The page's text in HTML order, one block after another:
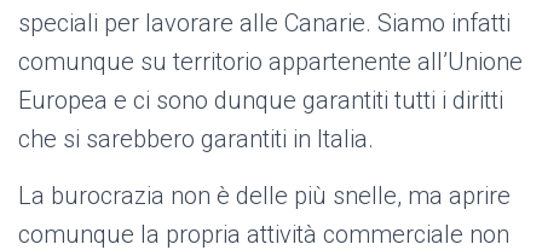
speciali per lavorare alle Canarie. Siamo infatti
comunque su territorio appartenente all’Unione
Europea e ci sono dunque garantiti tutti i diritti
che si sarebbero garantiti in Italia.
La burocrazia non è delle più snelle, ma aprire
comunque la propria attività commerciale non